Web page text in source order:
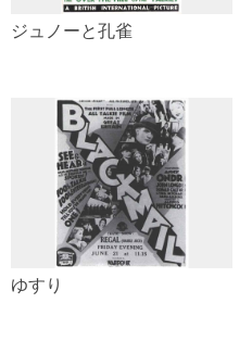
ジュノーと孔雀
ゆすり